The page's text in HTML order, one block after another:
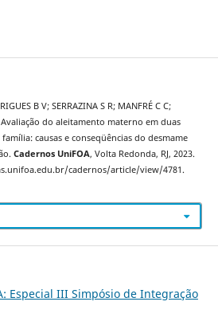
B V; SERRAZINA S R; MANFRÉ C C;
Avaliação do aleitamento materno em duas
causas e conseqüências do desmame
Cadernos UniFOA, Volta Redonda, RJ, 2023.
cadernos/article/view/4781.
Especial III Simpósio de Integração